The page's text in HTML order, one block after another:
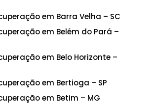
em Barra Velha – SC
em Belém do Pará –
em Belo Horizonte –
em Bertioga – SP
em Betim – MG